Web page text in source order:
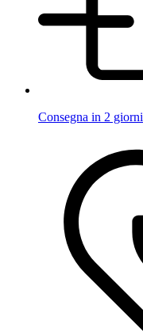
Consegna in 2 giorni